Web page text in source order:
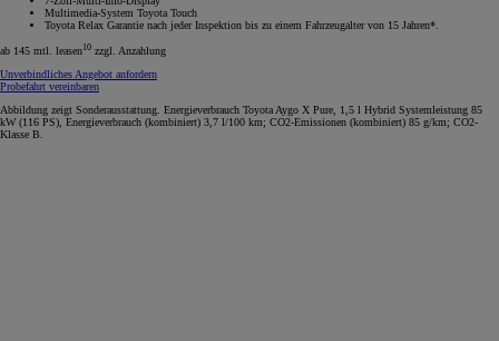
Multimedia-System Toyota Touch
Toyota Relax Garantie nach jeder Inspektion bis zu einem Fahrzeugalter von 15 Jahren*.
ab 145 mtl. leasen10 zzgl. Anzahlung
Unverbindliches Angebot anfordern
Probefahrt vereinbaren
Abbildung zeigt Sonderausstattung. Energieverbrauch Toyota Aygo X Pure, 1,5 l Hybrid Systemleistung 85
kW (116 PS), Energieverbrauch (kombiniert) 3,7 l/100 km; CO2-Emissionen (kombiniert) 85 g/km; CO2-
Klasse B.